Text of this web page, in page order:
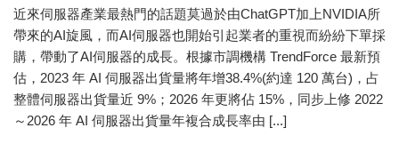
近來伺服器產業最熱門的話題莫過於由ChatGPT加上NVIDIA所
帶來的AI旋風，而AI伺服器也開始引起業者的重視而紛紛下單採
購，帶動了AI伺服器的成長。根據市調機構 TrendForce 最新預
估，2023 年 AI 伺服器出貨量將年增38.4%(約達 120 萬台)，占
整體伺服器出貨量近 9%；2026 年更將佔 15%，同步上修 2022
～2026 年 AI 伺服器出貨量年複合成長率由 [...]